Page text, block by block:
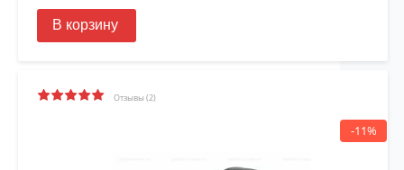
В корзину
Отзывы (2)
-11%